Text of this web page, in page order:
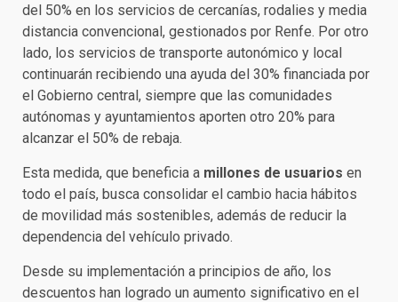
del 50% en los servicios de cercanías, rodalies y media
distancia convencional, gestionados por Renfe. Por otro
lado, los servicios de transporte autonómico y local
continuarán recibiendo una ayuda del 30% financiada por
el Gobierno central, siempre que las comunidades
autónomas y ayuntamientos aporten otro 20% para
alcanzar el 50% de rebaja.
Esta medida, que beneficia a millones de usuarios en
todo el país, busca consolidar el cambio hacia hábitos
de movilidad más sostenibles, además de reducir la
dependencia del vehículo privado.
Desde su implementación a principios de año, los
descuentos han logrado un aumento significativo en el